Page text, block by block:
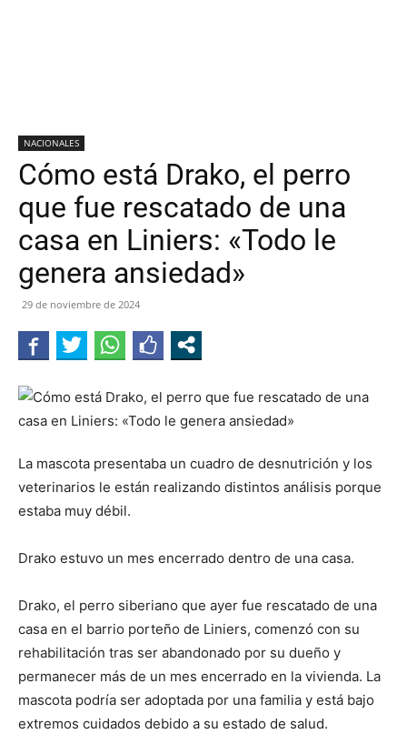
NACIONALES
Cómo está Drako, el perro
que fue rescatado de una
casa en Liniers: «Todo le
genera ansiedad»
29 de noviembre de 2024
La mascota presentaba un cuadro de desnutrición y los
veterinarios le están realizando distintos análisis porque
estaba muy débil.
Drako estuvo un mes encerrado dentro de una casa.
Drako, el perro siberiano que ayer fue rescatado de una
casa en el barrio porteño de Liniers, comenzó con su
rehabilitación tras ser abandonado por su dueño y
permanecer más de un mes encerrado en la vivienda. La
mascota podría ser adoptada por una familia y está bajo
extremos cuidados debido a su estado de salud.